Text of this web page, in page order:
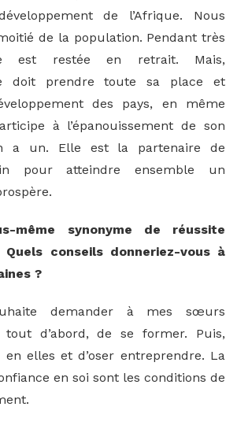
de l’Afrique. Nous
de la population. Pendant très
est restée en retrait. Mais,
doit prendre toute sa place et
des pays, en même
à l’épanouissement de son
a un. Elle est la partenaire de
pour atteindre ensemble un
même synonyme de réussite
Quels conseils donneriez-vous à
?
demander à mes sœurs
tout d’abord, de se former. Puis,
en elles et d’oser entreprendre. La
en soi sont les conditions de